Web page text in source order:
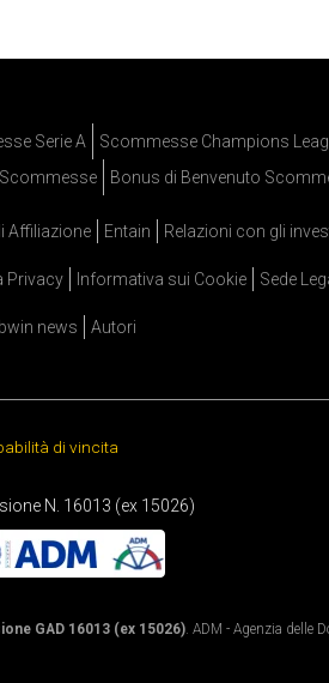
Serie A Scommesse Champions
Bonus di Benvenuto
Affiliazione Entain Relazioni con gli
Privacy Informativa sui Cookie Sede
bwin news Autori
di vincita
N. 16013 (ex 15026)
GAD 16013 (ex 15026). ADM - Agenzia delle